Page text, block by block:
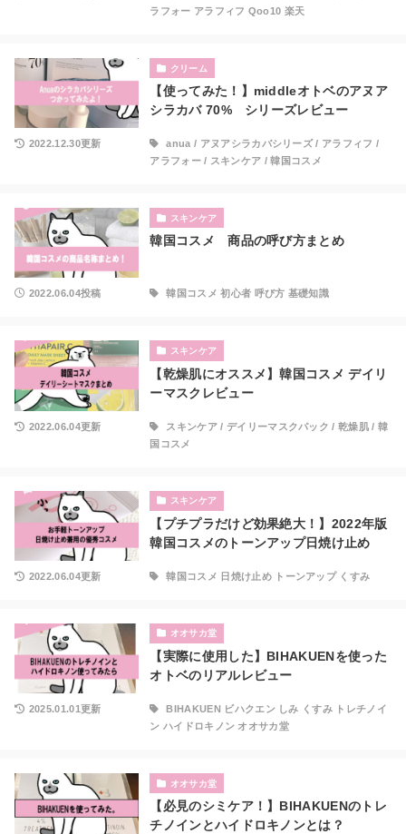
ラフォー アラフィフ Qoo10 楽天
クリーム
【使ってみた！】middleオトベのアヌア
シラカバ 70% シリーズレビュー
2022.12.30更新 anua / アヌアシラカバシリーズ/ アラフィフ /
アラフォー/ スキンケア /韓国コスメ
スキンケア
韓国コスメ 商品の呼び方まとめ
2022.06.04投稿 韓国コスメ 初心者 呼び方 基礎知識
スキンケア
【乾燥肌にオススメ】韓国コスメ デイリ
ーマスクレビュー
2022.06.04更新 スキンケア/ デイリーマスクパック /乾燥肌 /韓
国コスメ
スキンケア
【プチプラだけど効果絶大！】2022年版
韓国コスメのトーンアップ日焼け止め
2022.06.04更新 韓国コスメ 日焼け止め トーンアップ くすみ
オオサカ堂
【実際に使用した】BIHAKUENを使った
オトベのリアルレビュー
2025.01.01更新
BIHAKUEN ビハクエン しみ くすみ トレチノイ
ン ハイドロキノン オオサカ堂
オオサカ堂
【必見のシミケア！】BIHAKUENのトレ
チノインとハイドロキノンとは？